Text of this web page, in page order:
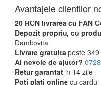
Avantajele clientilor
20 RON livrarea cu FAN
Depozit propriu, cu
Dambovita
Livrare gratuita peste 349
Ai nevoie de ajutor?
Retur garantat in 14 zile
Poti plati online cu cardul